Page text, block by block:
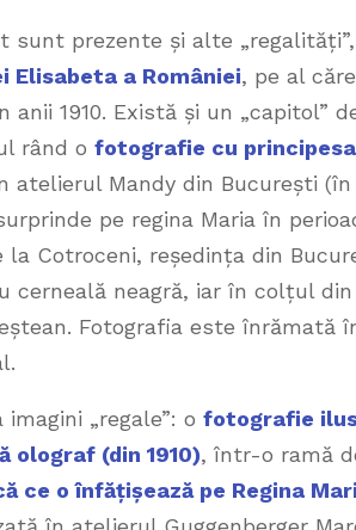
prezente și alte „regalități”,
a României, pe al
1910. Există și un „capitol”
rând o fotografie cu
atelierul Mandy din București (în
pe regina Maria în
Cotroceni, reședința din
cerneală neagră, iar în colțul
Fotografia este înrămată
„regale”: o fotografie
olograf (din 1910), într-o ramă
ce o înfățișează pe Regina